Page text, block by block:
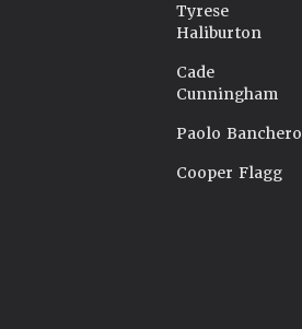
Tyrese
Haliburton
Cade
Cunningham
Paolo Banchero
Cooper Flagg